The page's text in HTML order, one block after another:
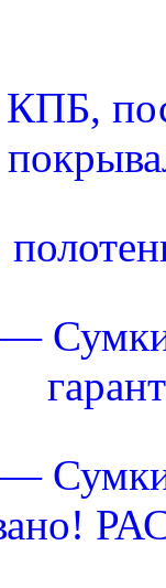
КПБ,
Сумки
Сумки